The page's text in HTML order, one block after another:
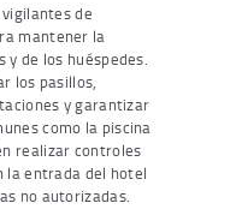
de
mantener la
de los huéspedes.
los pasillos,
y garantizar
como la piscina
realizar controles
la entrada del hotel
no autorizadas.